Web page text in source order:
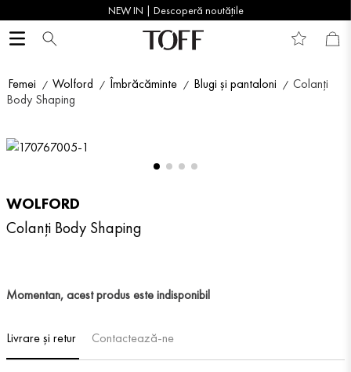
NEW IN | Descoperă noutățile
Femei Wolford Îmbrăcăminte Blugi și pantaloni
Colanți
Body Shaping
WOLFORD
Colanți Body Shaping
Momentan, acest produs este indisponibil
Livrare și retur Contactează-ne